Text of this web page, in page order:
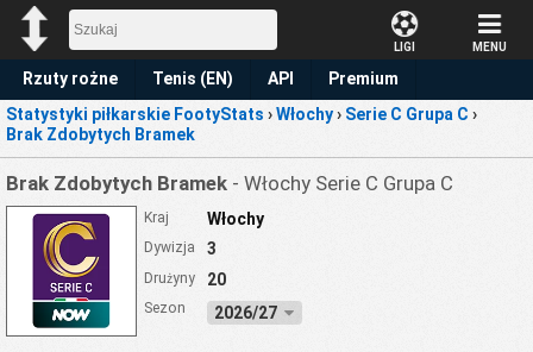
LIGI MENU
Rzuty rożne Tenis (EN) API Premium
Prognoza
Statystyki piłkarskie FootyStats ›Włochy› Serie C Grupa C ›
Brak Zdobytych Bramek
Brak Zdobytych Bramek - Włochy Serie C Grupa C
Kraj Włochy
Dywizja 3
Drużyny 20
Sezon 2026/27